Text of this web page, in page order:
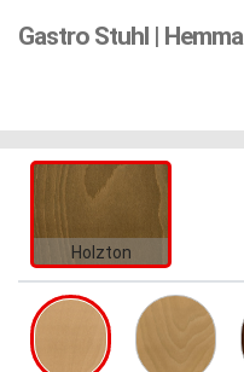
Gastro Stuhl | Hemma
Holzton